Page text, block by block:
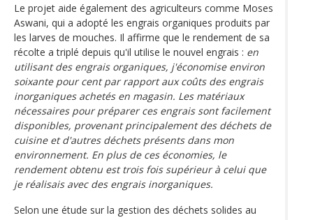
Le projet aide également des agriculteurs comme Moses
Aswani, qui a adopté les engrais organiques produits par
les larves de mouches. Il affirme que le rendement de sa
récolte a triplé depuis qu'il utilise le nouvel engrais : en
utilisant des engrais organiques, j'économise environ
soixante pour cent par rapport aux coûts des engrais
inorganiques achetés en magasin. Les matériaux
nécessaires pour préparer ces engrais sont facilement
disponibles, provenant principalement des déchets de
cuisine et d'autres déchets présents dans mon
environnement. En plus de ces économies, le
rendement obtenu est trois fois supérieur à celui que
je réalisais avec des engrais inorganiques.
Selon une étude sur la gestion des déchets solides au